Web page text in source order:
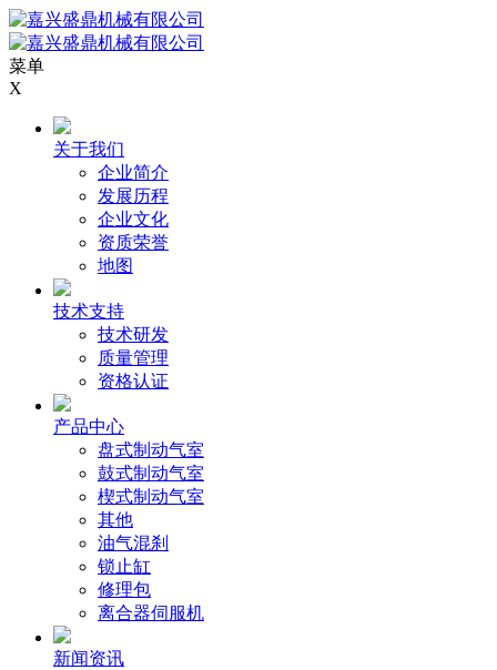
菜单
X
关于我们
企业简介
发展历程
企业文化
资质荣誉
地图
技术支持
技术研发
质量管理
资格认证
产品中心
盘式制动气室
鼓式制动气室
楔式制动气室
其他
油气混刹
锁止缸
修理包
离合器伺服机
新闻资讯